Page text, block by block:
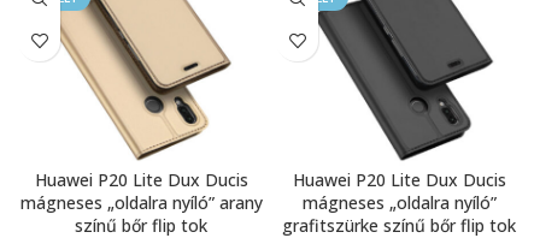
Huawei P20 Lite Dux Ducis
mágneses „oldalra nyíló” arany
színű bőr flip tok
Huawei P20 Lite Dux Ducis
mágneses „oldalra nyíló”
grafitszürke színű bőr flip tok